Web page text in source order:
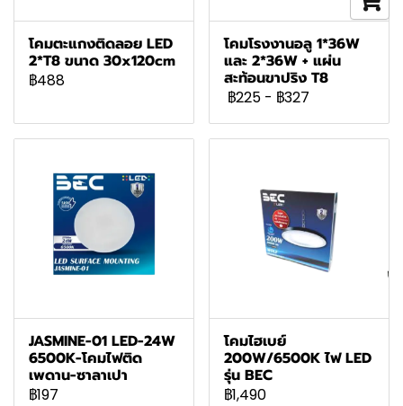
โคมตะแกงติดลอย LED
2*T8 ขนาด 30x120cm
฿488
โคมโรงงานอลู 1*36W
และ 2*36W + แผ่น
สะท้อนขาปริง T8
฿225 - ฿327
JASMINE-01 LED-24W
6500K-โคมไฟติด
เพดาน-ซาลาเปา
฿197
โคมไฮเบย์
200W/6500K ไฟ LED
รุ่น BEC
฿1,490